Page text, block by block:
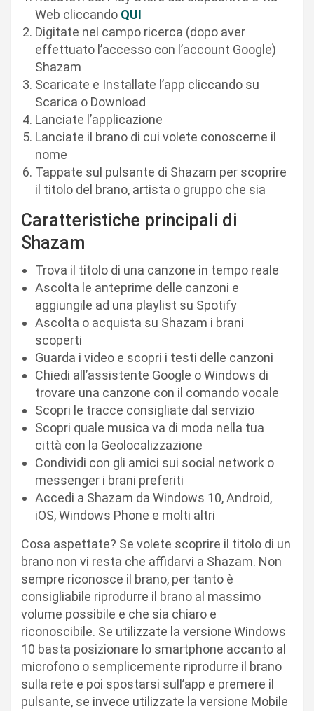
Web cliccando QUI
Digitate nel campo ricerca (dopo aver
effettuato l’accesso con l’account Google)
Shazam
Scaricate e Installate l’app cliccando su
Scarica o Download
Lanciate l’applicazione
Lanciate il brano di cui volete conoscerne il
nome
Tappate sul pulsante di Shazam per scoprire
il titolo del brano, artista o gruppo che sia
Caratteristiche principali di
Shazam
Trova il titolo di una canzone in tempo reale
Ascolta le anteprime delle canzoni e
aggiungile ad una playlist su Spotify
Ascolta o acquista su Shazam i brani
scoperti
Guarda i video e scopri i testi delle canzoni
Chiedi all’assistente Google o Windows di
trovare una canzone con il comando vocale
Scopri le tracce consigliate dal servizio
Scopri quale musica va di moda nella tua
città con la Geolocalizzazione
Condividi con gli amici sui social network o
messenger i brani preferiti
Accedi a Shazam da Windows 10, Android,
iOS, Windows Phone e molti altri
Cosa aspettate? Se volete scoprire il titolo di un
brano non vi resta che affidarvi a Shazam. Non
sempre riconosce il brano, per tanto è
consigliabile riprodurre il brano al massimo
volume possibile e che sia chiaro e
riconoscibile. Se utilizzate la versione Windows
10 basta posizionare lo smartphone accanto al
microfono o semplicemente riprodurre il brano
sulla rete e poi spostarsi sull’app e premere il
pulsante, se invece utilizzate la versione Mobile